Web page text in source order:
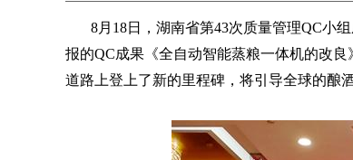
8月18日，湖南省第43次质量管理QC小
报的QC成果《全自动智能蒸粮一体机的改
道路上登上了新的里程碑，将引导全球的酿